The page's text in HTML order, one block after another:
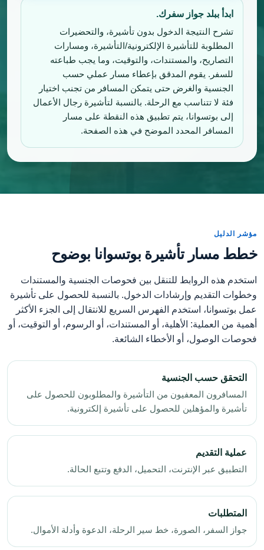
ابدأ ببلد جواز سفرك.
تشرح النتيجة الدخول بدون تأشيرة، والتحضيرات
المطلوبة للتأشيرة الإلكترونية/التأشيرة، ومسارات
التصاريح، والمستندات، والتوقيت، وما يجب طباعته
للسفر. يقوم المدقق بإعطاء مسار عملي حسب
الجنسية والغرض حتى يتمكن المسافر من تجنب اختيار
فئة لا تتناسب مع الرحلة. بالنسبة لتأشيرة رجال الأعمال
إلى بوتسوانا، يتم تطبيق هذه النقطة على مسار
المسافر المحدد الموضح في هذه الصفحة.
مؤشر الدليل
خطط مسار تأشيرة بوتسوانا بوضوح
استخدم هذه الروابط للتنقل بين فحوصات الجنسية والمستندات
وخطوات التقديم وإرشادات الدخول. بالنسبة للحصول على تأشيرة
عمل بوتسوانا، استخدم الفهرس السريع للانتقال إلى الجزء الأكثر
أهمية من العملية: الأهلية، أو المستندات، أو الرسوم، أو التوقيت، أو
فحوصات الوصول، أو الأخطاء الشائعة.
التحقق حسب الجنسية
المسافرون المعفيون من التأشيرة والمطلوبون للحصول على
تأشيرة والمؤهلين للحصول على تأشيرة إلكترونية.
عملية التقديم
التطبيق عبر الإنترنت، التحميل، الدفع وتتبع الحالة.
المتطلبات
جواز السفر، الصورة، خط سير الرحلة، الدعوة وأدلة الأموال.